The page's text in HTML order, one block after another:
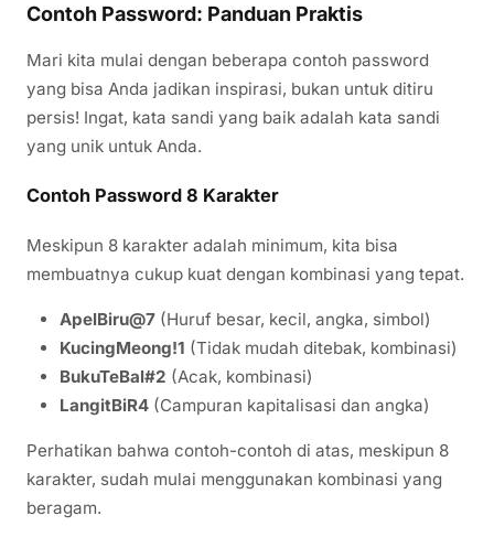
Contoh Password: Panduan Praktis
Mari kita mulai dengan beberapa contoh password
yang bisa Anda jadikan inspirasi, bukan untuk ditiru
persis! Ingat, kata sandi yang baik adalah kata sandi
yang unik untuk Anda.
Contoh Password 8 Karakter
Meskipun 8 karakter adalah minimum, kita bisa
membuatnya cukup kuat dengan kombinasi yang tepat.
ApelBiru@7 (Huruf besar, kecil, angka, simbol)
KucingMeong!1 (Tidak mudah ditebak, kombinasi)
BukuTeBal#2 (Acak, kombinasi)
LangitBiR4 (Campuran kapitalisasi dan angka)
Perhatikan bahwa contoh-contoh di atas, meskipun 8
karakter, sudah mulai menggunakan kombinasi yang
beragam.